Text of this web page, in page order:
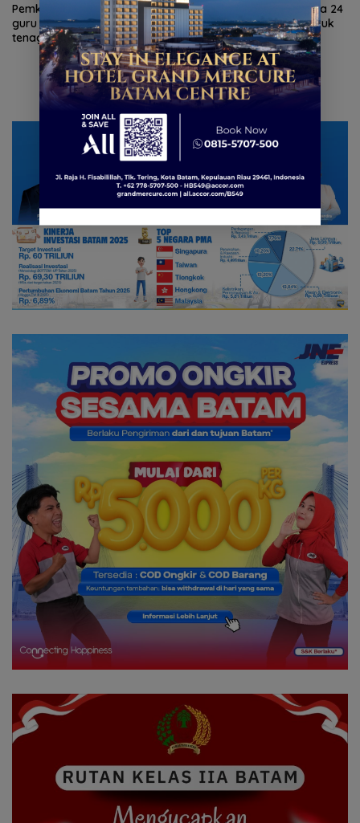
Pemkot Batam validasi data
guru petakan kebutuhan
tenaga pendidik
SAR Tanjungpinang siaga 24
jam antisipasi cuaca buruk
perairan Kepri